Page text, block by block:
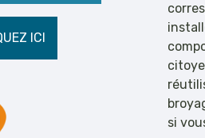
ICI
si